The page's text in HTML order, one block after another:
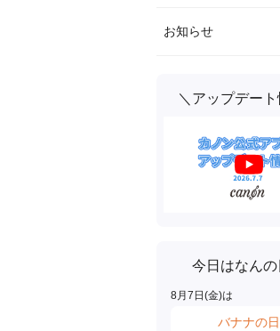
お知らせ
＼アップデート
今日はなんの
8月 7 日(金)は
バナナの日